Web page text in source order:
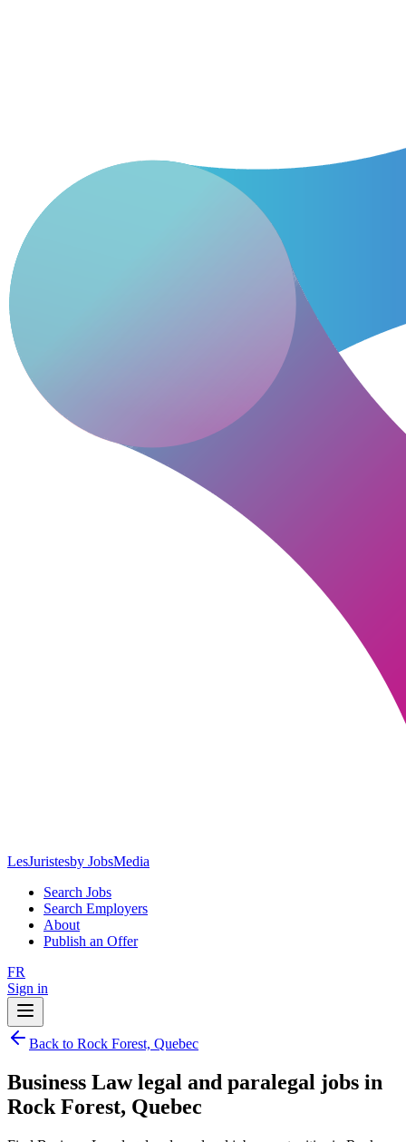
LesJuristesby JobsMedia
Search Jobs
Search Employers
About
Publish an Offer
FR
Sign in
Back to Rock Forest, Quebec
Business Law legal and paralegal jobs in
Rock Forest, Quebec